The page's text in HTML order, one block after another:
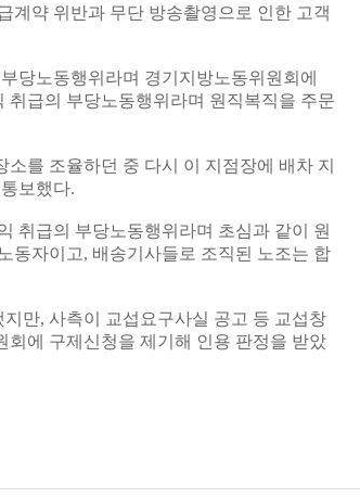
계약 위반과 무단 방송촬영으로 인한 고객
당노동행위라며 경기지방노동위원회에
취급의 부당노동행위라며 원직복직을 주문
를 조율하던 중 다시 이 지점장에 배차 지
보했다.
취급의 부당노동행위라며 초심과 같이 원
동자이고, 배송기사들로 조직된 노조는 합
만, 사측이 교섭요구사실 공고 등 교섭창
에 구제신청을 제기해 인용 판정을 받았